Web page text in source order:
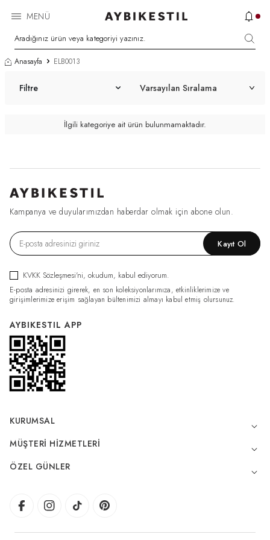
MENÜ
Anasayfa ELB0013
Filtre
İlgili kategoriye ait ürün bulunmamaktadır.
Kampanya ve duyularımızdan haberdar olmak için abone olun.
Kayıt Ol
KVKK Sözleşmesi'ni, okudum, kabul ediyorum.
E-posta adresinizi girerek, en son koleksiyonlarımıza, etkinliklerimize ve
girişimlerimize erişim sağlayan bültenimizi almayı kabul etmiş olursunuz.
AYBIKESTIL APP
KURUMSAL
MÜŞTERI HIZMETLERI
ÖZEL GÜNLER